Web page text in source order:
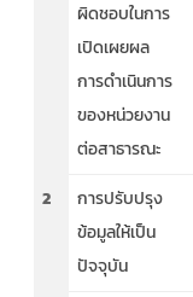
ผิดชอบในการ
เปิดเผยผล
การดำเนินการ
ของหน่วยงาน
ต่อสาธารณะ
2
การปรับปรุง
ข้อมูลให้เป็น
ปัจจุบัน